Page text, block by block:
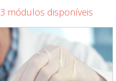
módulos disponíveis